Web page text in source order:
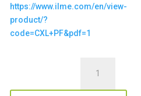
https://www.ilme.com/en/view-
product/?
code=CXL+PF&pdf=1
PF